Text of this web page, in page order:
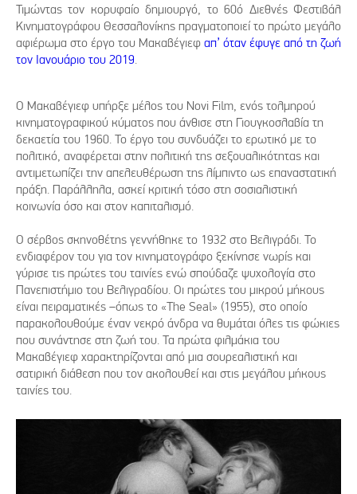
Τιμώντας τον κορυφαίο δημιουργό, το 60ό Διεθνές Φεστιβάλ
Κινηματογράφου Θεσσαλονίκης πραγματοποιεί το πρώτο μεγάλο
αφιέρωμα στο έργο του Μακαβέγιεφ απ’ όταν έφυγε από τη ζωή
τον Ιανουάριο του 2019
Ο Μακαβέγιεφ υπήρξε μέλος του Novi Film, ενός τολμηρού
κινηματογραφικού κύματος που άνθισε στη Γιουγκοσλαβία τη
δεκαετία του 1960. Το έργο του συνδυάζει το ερωτικό με το
πολιτικό, αναφέρεται στην πολιτική της σεξουαλικότητας και
αντιμετωπίζει την απελευθέρωση της λίμπιντο ως επαναστατική
πράξη. Παράλληλα, ασκεί κριτική τόσο στη σοσιαλιστική
κοινωνία όσο και στον καπιταλισμό.
Ο σέρβος σκηνοθέτης γεννήθηκε το 1932 στο Βελιγράδι. Το
ενδιαφέρον του για τον κινηματογράφο ξεκίνησε νωρίς και
γύρισε τις πρώτες του ταινίες ενώ σπούδαζε ψυχολογία στο
Πανεπιστήμιο του Βελιγραδίου. Οι πρώτες του μικρού μήκους
είναι πειραματικές –όπως το «The Seal» (1955), στο οποίο
παρακολουθούμε έναν νεκρό άνδρα να θυμάται όλες τις φώκιες
που συνάντησε στη ζωή του. Τα πρώτα φιλμάκια του
Μακαβέγιεφ χαρακτηρίζονται από μια σουρεαλιστική και
σατιρική διάθεση που τον ακολουθεί και στις μεγάλου μήκους
ταινίες του.